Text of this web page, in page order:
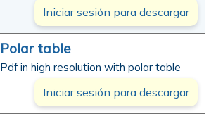
Iniciar sesión para descargar
Polar table
Pdf in high resolution with polar table
Iniciar sesión para descargar